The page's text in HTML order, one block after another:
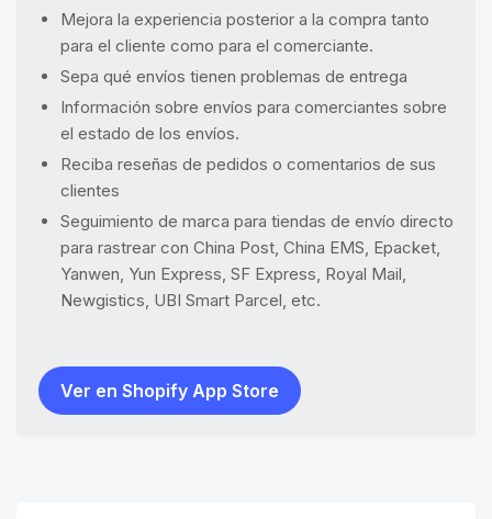
Mejora la experiencia posterior a la compra tanto
para el cliente como para el comerciante.
Sepa qué envíos tienen problemas de entrega
Información sobre envíos para comerciantes sobre
el estado de los envíos.
Reciba reseñas de pedidos o comentarios de sus
clientes
Seguimiento de marca para tiendas de envío directo
para rastrear con China Post, China EMS, Epacket,
Yanwen, Yun Express, SF Express, Royal Mail,
Newgistics, UBI Smart Parcel, etc.
Ver en Shopify App Store